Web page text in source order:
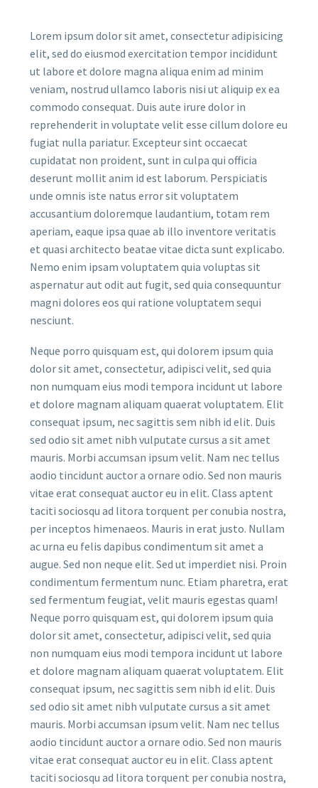
Lorem ipsum dolor sit amet, consectetur adipisicing
elit, sed do eiusmod exercitation tempor incididunt
ut labore et dolore magna aliqua enim ad minim
veniam, nostrud ullamco laboris nisi ut aliquip ex ea
commodo consequat. Duis aute irure dolor in
reprehenderit in voluptate velit esse cillum dolore eu
fugiat nulla pariatur. Excepteur sint occaecat
cupidatat non proident, sunt in culpa qui officia
deserunt mollit anim id est laborum. Perspiciatis
unde omnis iste natus error sit voluptatem
accusantium doloremque laudantium, totam rem
aperiam, eaque ipsa quae ab illo inventore veritatis
et quasi architecto beatae vitae dicta sunt explicabo.
Nemo enim ipsam voluptatem quia voluptas sit
aspernatur aut odit aut fugit, sed quia consequuntur
magni dolores eos qui ratione voluptatem sequi
nesciunt.
Neque porro quisquam est, qui dolorem ipsum quia
dolor sit amet, consectetur, adipisci velit, sed quia
non numquam eius modi tempora incidunt ut labore
et dolore magnam aliquam quaerat voluptatem. Elit
consequat ipsum, nec sagittis sem nibh id elit. Duis
sed odio sit amet nibh vulputate cursus a sit amet
mauris. Morbi accumsan ipsum velit. Nam nec tellus
aodio tincidunt auctor a ornare odio. Sed non mauris
vitae erat consequat auctor eu in elit. Class aptent
taciti sociosqu ad litora torquent per conubia nostra,
per inceptos himenaeos. Mauris in erat justo. Nullam
ac urna eu felis dapibus condimentum sit amet a
augue. Sed non neque elit. Sed ut imperdiet nisi. Proin
condimentum fermentum nunc. Etiam pharetra, erat
sed fermentum feugiat, velit mauris egestas quam!
Neque porro quisquam est, qui dolorem ipsum quia
dolor sit amet, consectetur, adipisci velit, sed quia
non numquam eius modi tempora incidunt ut labore
et dolore magnam aliquam quaerat voluptatem. Elit
consequat ipsum, nec sagittis sem nibh id elit. Duis
sed odio sit amet nibh vulputate cursus a sit amet
mauris. Morbi accumsan ipsum velit. Nam nec tellus
aodio tincidunt auctor a ornare odio. Sed non mauris
vitae erat consequat auctor eu in elit. Class aptent
taciti sociosqu ad litora torquent per conubia nostra,